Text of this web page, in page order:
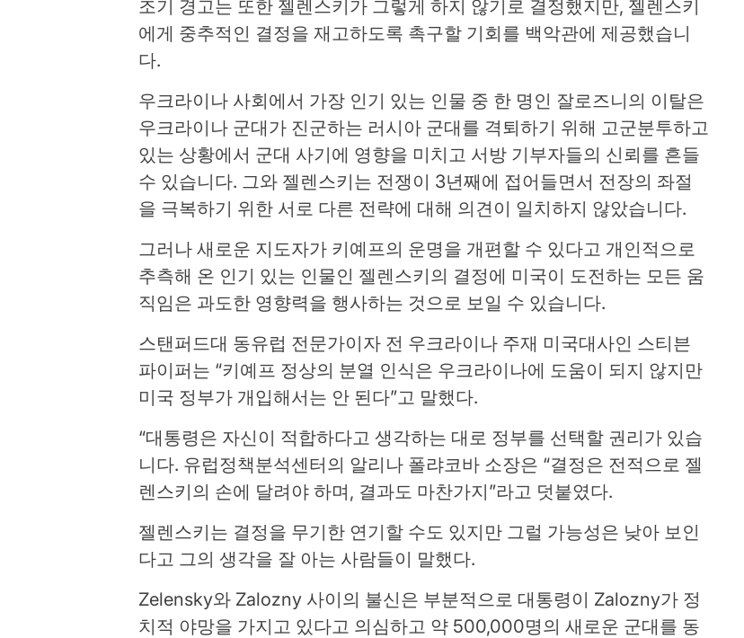
조기 경고는 또한 젤렌스키가 그렇게 하지 않기로 결정했지만, 젤렌스키
에게 중추적인 결정을 재고하도록 촉구할 기회를 백악관에 제공했습니
다.
우크라이나 사회에서 가장 인기 있는 인물 중 한 명인 잘로즈니의 이탈은
우크라이나 군대가 진군하는 러시아 군대를 격퇴하기 위해 고군분투하고
있는 상황에서 군대 사기에 영향을 미치고 서방 기부자들의 신뢰를 흔들
수 있습니다. 그와 젤렌스키는 전쟁이 3년째에 접어들면서 전장의 좌절
을 극복하기 위한 서로 다른 전략에 대해 의견이 일치하지 않았습니다.
그러나 새로운 지도자가 키예프의 운명을 개편할 수 있다고 개인적으로
추측해 온 인기 있는 인물인 젤렌스키의 결정에 미국이 도전하는 모든 움
직임은 과도한 영향력을 행사하는 것으로 보일 수 있습니다.
스탠퍼드대 동유럽 전문가이자 전 우크라이나 주재 미국대사인 스티븐
파이퍼는 “키예프 정상의 분열 인식은 우크라이나에 도움이 되지 않지만
미국 정부가 개입해서는 안 된다”고 말했다.
“대통령은 자신이 적합하다고 생각하는 대로 정부를 선택할 권리가 있습
니다. 유럽정책분석센터의 알리나 폴랴코바 소장은 “결정은 전적으로 젤
렌스키의 손에 달려야 하며, 결과도 마찬가지”라고 덧붙였다.
젤렌스키는 결정을 무기한 연기할 수도 있지만 그럴 가능성은 낮아 보인
다고 그의 생각을 잘 아는 사람들이 말했다.
Zelensky와 Zalozny 사이의 불신은 부분적으로 대통령이 Zalozny가 정
치적 야망을 가지고 있다고 의심하고 약 500,000명의 새로운 군대를 동